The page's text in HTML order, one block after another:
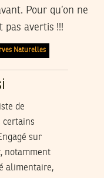
Pour qu’on ne
pas avertis !!!
Naturelles
de
certains
sur
notamment
alimentaire,